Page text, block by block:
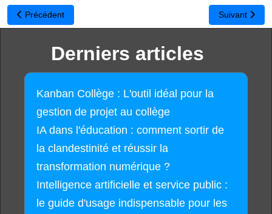
Article précédent : Comment créer des cartes de vœux
Précédent Article
Suivant
Derniers articles
Kanban Collège : L'outil idéal pour la
gestion de projet au collège
IA dans l'éducation : comment sortir de
la clandestinité et réussir la
transformation numérique ?
Intelligence artificielle et service public :
le guide d'usage indispensable pour les